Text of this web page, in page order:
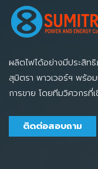
ผลิตไฟได้อย่างมีประสิทธิ
สุมิตรา พาวเวอร์ฯ พร้อ
การขาย โดยทีมวิศวกร
ติดต่อสอบถาม